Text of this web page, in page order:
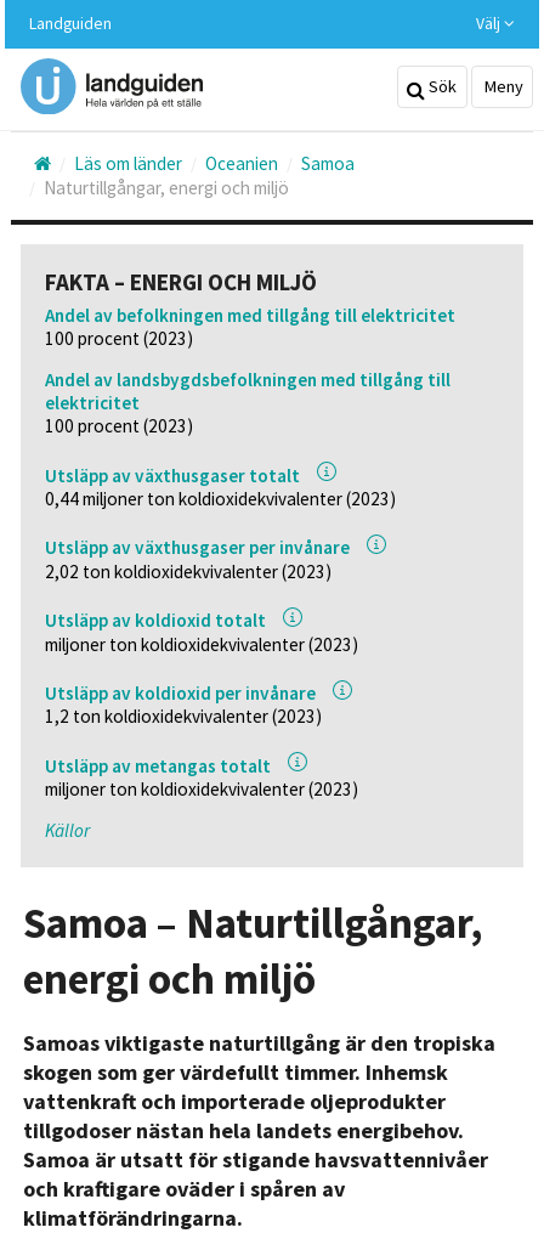
huvudinnehållet
Landguiden Välj
Sök Meny
Läs om länder Oceanien
Samoa
Naturtillgångar, energi och miljö
FAKTA – ENERGI OCH MILJÖ
Andel av befolkningen med tillgång till elektricitet
100 procent (2023)
Andel av landsbygdsbefolkningen med tillgång till
elektricitet
100 procent (2023)
Utsläpp av växthusgaser totalt
0,44 miljoner ton koldioxidekvivalenter (2023)
Utsläpp av växthusgaser per invånare
2,02 ton koldioxidekvivalenter (2023)
Utsläpp av koldioxid totalt
miljoner ton koldioxidekvivalenter (2023)
Utsläpp av koldioxid per invånare
1,2 ton koldioxidekvivalenter (2023)
Utsläpp av metangas totalt
miljoner ton koldioxidekvivalenter (2023)
Källor
Samoa – Naturtillgångar,
energi och miljö
Samoas viktigaste naturtillgång är den tropiska
skogen som ger värdefullt timmer. Inhemsk
vattenkraft och importerade oljeprodukter
tillgodoser nästan hela landets energibehov.
Samoa är utsatt för stigande havsvattennivåer
och kraftigare oväder i spåren av
klimatförändringarna.